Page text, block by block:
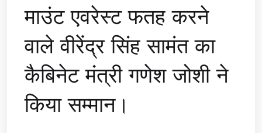
माउंट एवरेस्ट फतह करने
वाले वीरेंद्र सिंह सामंत का
कैबिनेट मंत्री गणेश जोशी ने
किया सम्मान।